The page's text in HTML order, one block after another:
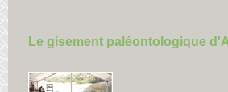
Le gisement paléontologique